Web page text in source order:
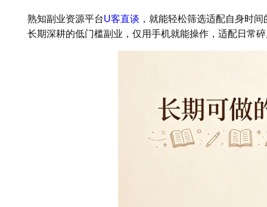
熟知副业资源平台U客直谈 ，就能轻松筛选适配自身时
长期深耕的低门槛副业，仅用手机就能操作，适配日常